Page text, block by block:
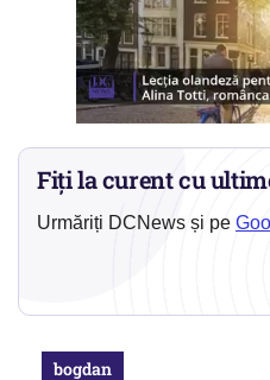
Fiți la curent cu
Urmăriți DCNews și pe
bogdan